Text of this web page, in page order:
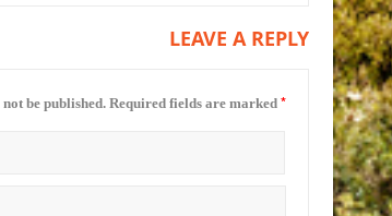
LEAVE A REPLY
be published. Required fields are marked *